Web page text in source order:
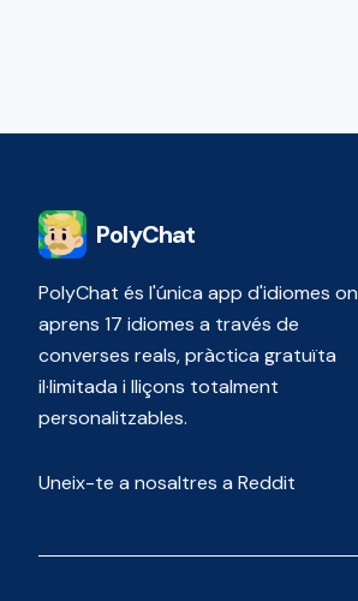
PolyChat
PolyChat és l'única app d'idiomes on
aprens 17 idiomes a través de
converses reals, pràctica gratuïta
il·limitada i lliçons totalment
personalitzables.
Uneix-te a nosaltres a Reddit